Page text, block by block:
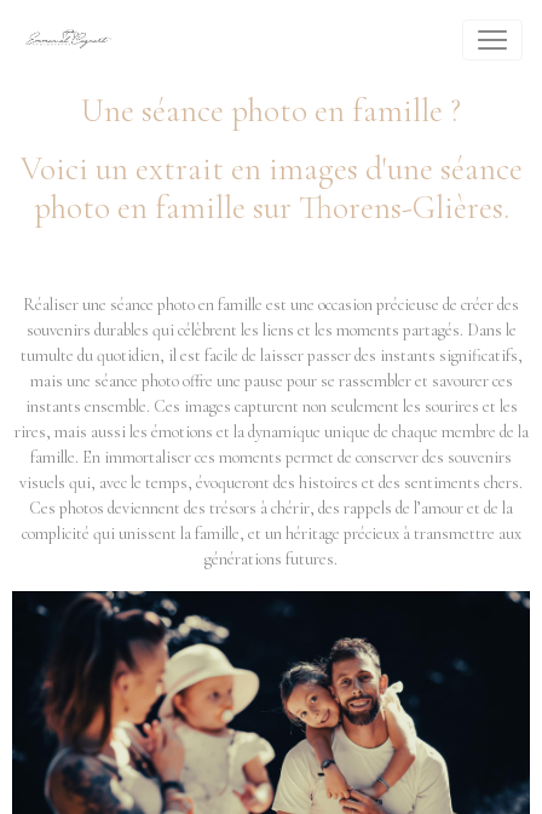
Une séance photo en famille ?
Voici un extrait en images d'une séance
photo en famille sur Thorens-Glières.
Réaliser une séance photo en famille est une occasion précieuse de créer des
souvenirs durables qui célèbrent les liens et les moments partagés. Dans le
tumulte du quotidien, il est facile de laisser passer des instants significatifs,
mais une séance photo offre une pause pour se rassembler et savourer ces
instants ensemble. Ces images capturent non seulement les sourires et les
rires, mais aussi les émotions et la dynamique unique de chaque membre de la
famille. En immortaliser ces moments permet de conserver des souvenirs
visuels qui, avec le temps, évoqueront des histoires et des sentiments chers.
Ces photos deviennent des trésors à chérir, des rappels de l’amour et de la
complicité qui unissent la famille, et un héritage précieux à transmettre aux
générations futures.